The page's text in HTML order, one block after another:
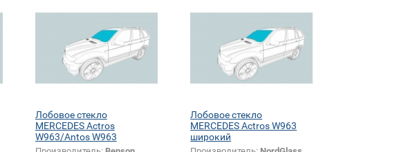
Лобовое стекло
MERCEDES Actros
W963/Antos W963
Лобовое стекло
MERCEDES Actros W963
широкий